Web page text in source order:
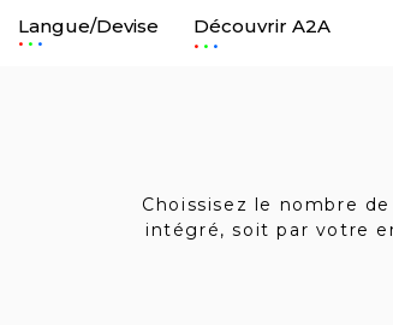
Langue/Devise
. Découvrir A2A
.
Choissisez le nombre
intégré, soit par votre